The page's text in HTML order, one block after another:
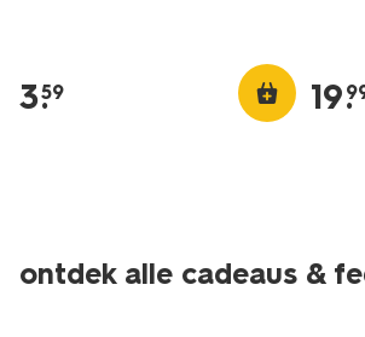
3.
59 19.
ontdek alle cadeaus &